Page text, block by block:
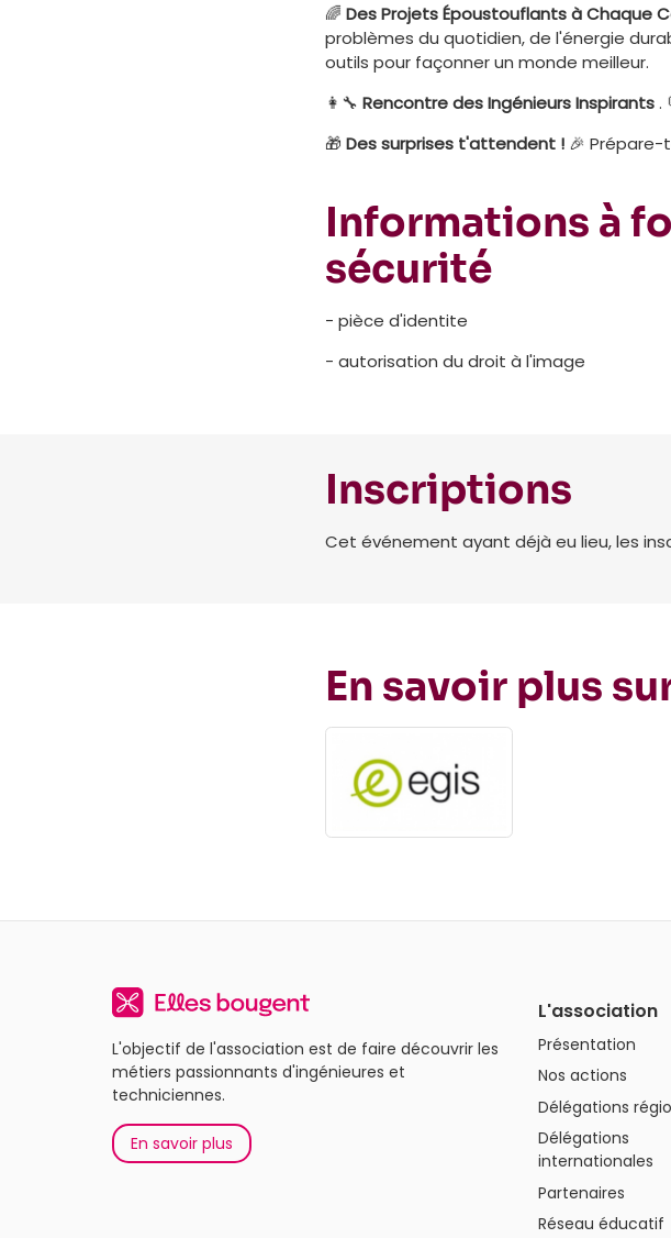
🌈 Des Projets Époustouflants à Chaque
problèmes du quotidien, de l'énergie
outils pour façonner un monde meilleur.
👩‍🔧 Rencontre des Ingénieurs Inspirants.
🎁 Des surprises t'attendent ! 🎉
Informations à
sécurité
- pièce d'identite
- autorisation du droit à l'image
Inscriptions
Cet événement ayant déjà eu lieu, les
En savoir plus
L'objectif de l'association est de faire découvrir les
métiers passionnants d'ingénieures et
techniciennes.
En savoir plus
L'association
Présentation
Nos actions
Délégations
Délégations
internationales
Partenaires
Réseau éducatif